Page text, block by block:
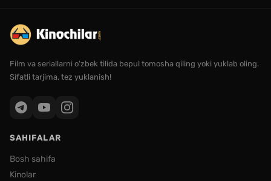
Film va seriallarni o'zbek tilida bepul tomosha qiling yoki yuklab oling.
Sifatli tarjima, tez yuklanish!
SAHIFALAR
Bosh sahifa
Kinolar